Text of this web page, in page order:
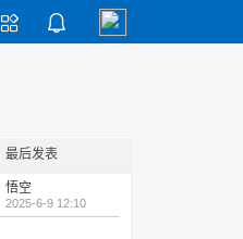


最后发表
悟空
2025-6-9 12:10